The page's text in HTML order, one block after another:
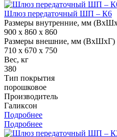
Шлюз передаточный ШП – К6
Размеры внутренние, мм
900 x 860 x 860
Размеры внешние, мм (ВхШхГ)
710 x 670 x 750
Вес, кг
380
Тип покрытия
порошковое
Производитель
Галиксон
Подробнее
Подробнее